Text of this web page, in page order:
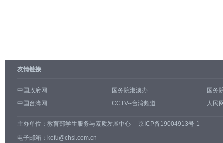
友情链接
中国政府网 国务院港澳办
国务
中国台湾网
CCTV--台湾频道 人民
主办单位： 教育部学生服务与素质发展中心
京ICP备19004913号-1
电子邮箱：kefu@chsi.com.cn